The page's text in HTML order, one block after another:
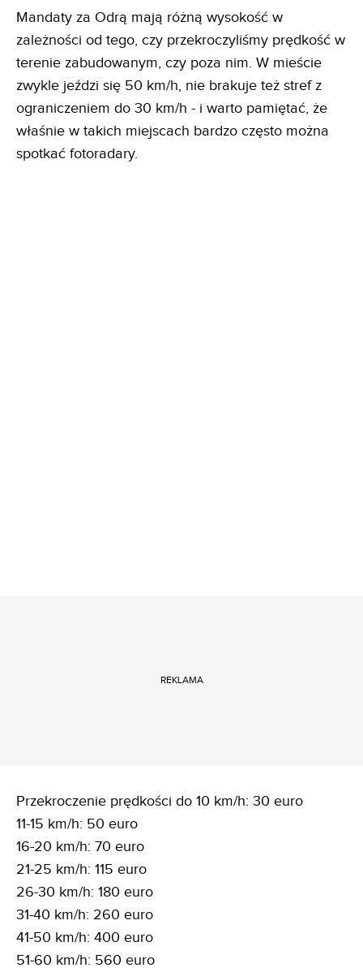
Mandaty za Odrą mają różną wysokość w
zależności od tego, czy przekroczyliśmy prędkość w
terenie zabudowanym, czy poza nim. W mieście
zwykle jeździ się 50 km/h, nie brakuje też stref z
ograniczeniem do 30 km/h - i warto pamiętać, że
właśnie w takich miejscach bardzo często można
spotkać fotoradary.
REKLAMA
Przekroczenie prędkości do 10 km/h: 30 euro
11-15 km/h: 50 euro
16-20 km/h: 70 euro
21-25 km/h: 115 euro
26-30 km/h: 180 euro
31-40 km/h: 260 euro
41-50 km/h: 400 euro
51-60 km/h: 560 euro